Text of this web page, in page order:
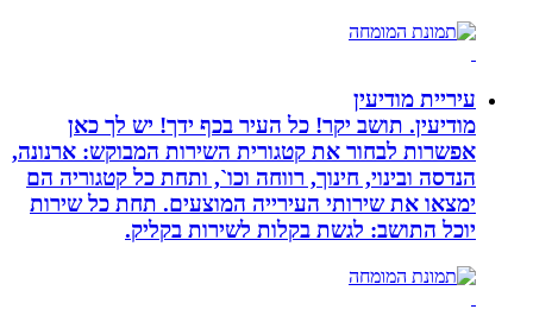
עיריית מודיעין
מודיעין. תושב יקר! כל העיר בכף ידך! יש לך כאן
אפשרות לבחור את קטגורית השירות המבוקש: ארנונה,
הנדסה ובינוי, חינוך, רווחה וכו`, ותחת כל קטגוריה הם
ימצאו את שירותי העירייה המוצעים. תחת כל שירות
יוכל התושב: לגשת בקלות לשירות בקליק.